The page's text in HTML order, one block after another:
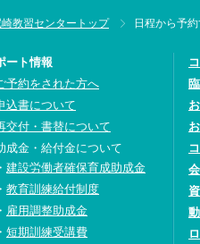
崎教習センタートップ 日程から予
ート情報
予約をされた方へ
込書について
交付・書替について
成金・給付金について
建設労働者確保育成助成金
教育訓練給付制度
雇用調整助成金
短期訓練受講費